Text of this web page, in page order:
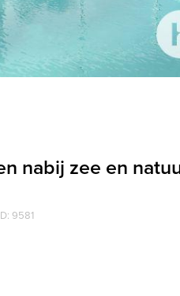
nabij zee en
9581